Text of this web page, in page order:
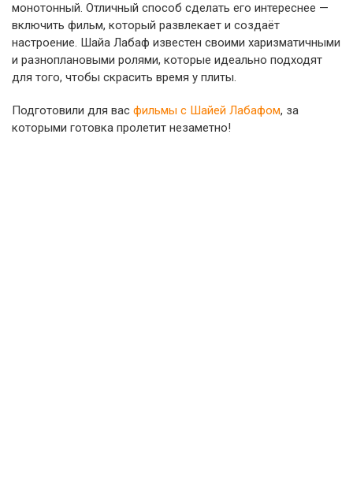
монотонный. Отличный способ сделать его интереснее —
включить фильм, который развлекает и создаёт
настроение. Шайа Лабаф известен своими харизматичными
и разноплановыми ролями, которые идеально подходят
для того, чтобы скрасить время у плиты.
Подготовили для вас фильмы с Шайей Лабафом, за
которыми готовка пролетит незаметно!